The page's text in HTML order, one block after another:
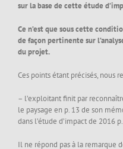
sur la base de cette étude
Ce n’est que sous cette
de façon pertinente sur
du projet.
Ces points étant précisés, nous
– l’exploitant finit par
le paysage en p. 13 de son
dans l’étude d’impact de 2016
Il ne répond pas à la remarque